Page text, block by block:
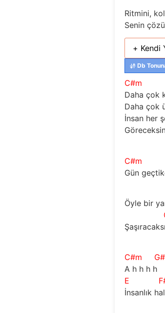
Ritmini,
Senin
+ Kendi
Db
C#m
Daha çok
Daha çok
İnsan her
C#m
Gün
Öyle bir
C#m
G#
A h h h h
E
İnsanlık